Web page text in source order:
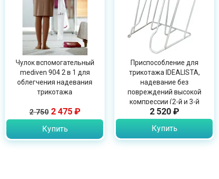
Чулок вспомогательный
mediven 904 2 в 1 для
облегчения надевания
трикотажа
2 750 2 475 ₽
Купить
Приспособление для
трикотажа IDEALISTA,
надевание без
повреждений высокой
компрессии (2-й и 3-й
классы), OPT ID-01
2 520 ₽
Купить